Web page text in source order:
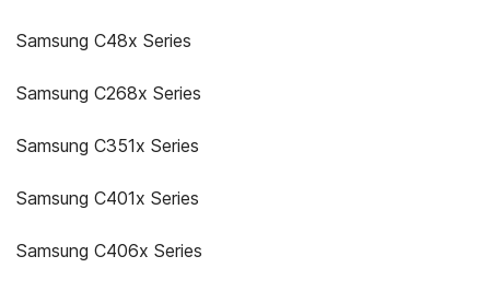
Samsung C48x Series
Samsung C268x Series
Samsung C351x Series
Samsung C401x Series
Samsung C406x Series